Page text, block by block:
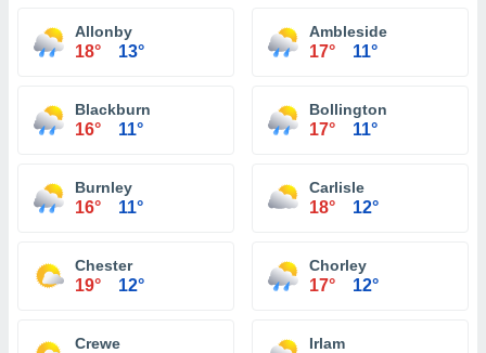
Allonby
18° 13°
Ambleside
17° 11°
Blackburn
16° 11°
Bollington
17° 11°
Burnley
16° 11°
Carlisle
18° 12°
Chester
19° 12°
Chorley
17° 12°
Crewe Irlam